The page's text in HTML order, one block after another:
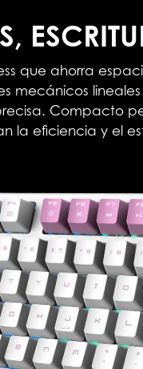
que ahorra
mecánicos
Compacto
la eficiencia y el